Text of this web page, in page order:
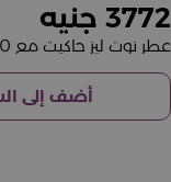
3772
أضف إلى